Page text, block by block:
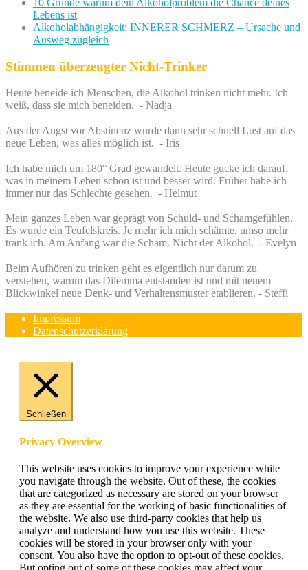
Lebens ist
Alkoholabhängigkeit: INNERER SCHMERZ – Ursache und
Ausweg zugleich
Stimmen überzeugter Nicht-Trinker
Heute beneide ich Menschen, die Alkohol trinken nicht mehr. Ich
weiß, dass sie mich beneiden. - Nadja
Aus der Angst vor Abstinenz wurde dann sehr schnell Lust auf das
neue Leben, was alles möglich ist. - Iris
Ich habe mich um 180° Grad gewandelt. Heute gucke ich darauf,
was in meinem Leben schön ist und besser wird. Früher habe ich
immer nur das Schlechte gesehen. - Helmut
Mein ganzes Leben war geprägt von Schuld- und Schamgefühlen.
Es wurde ein Teufelskreis. Je mehr ich mich schämte, umso mehr
trank ich. Am Anfang war die Scham. Nicht der Alkohol. - Evelyn
Beim Aufhören zu trinken geht es eigentlich nur darum zu
verstehen, warum das Dilemma entstanden ist und mit neuem
Blickwinkel neue Denk- und Verhaltensmuster etablieren. - Steffi
Impressum
Datenschutzerklärung
Schließen
Privacy Overview
This website uses cookies to improve your experience while
you navigate through the website. Out of these, the cookies
that are categorized as necessary are stored on your browser
as they are essential for the working of basic functionalities of
the website. We also use third-party cookies that help us
analyze and understand how you use this website. These
cookies will be stored in your browser only with your
consent. You also have the option to opt-out of these cookies.